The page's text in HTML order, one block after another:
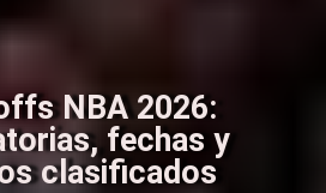
NBA 2026:
fechas y
clasificados